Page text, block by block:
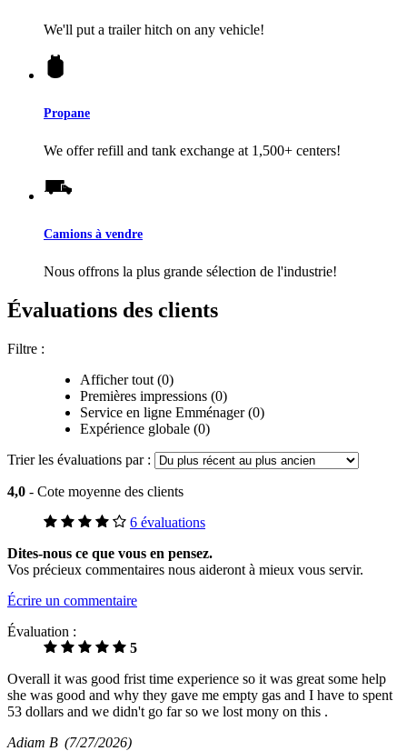
We'll put a trailer hitch on any vehicle!
Propane
We offer refill and tank exchange at 1,500+ centers!
Camions à vendre
Nous offrons la plus grande sélection de l'industrie!
Évaluations des clients
Filtre :
Afficher tout (0)
Premières impressions (0)
Service en ligne Emménager (0)
Expérience globale (0)
Trier les évaluations par :
4,0 - Cote moyenne des clients
6 évaluations
Dites-nous ce que vous en pensez.
Vos précieux commentaires nous aideront à mieux vous servir.
Écrire un commentaire
Évaluation :
5
Overall it was good frist time experience so it was great some help
she was good and why they gave me empty gas and I have to spent
53 dollars and we didn't go far so we lost mony on this .
Adiam B (7/27/2026)